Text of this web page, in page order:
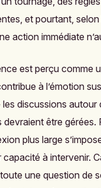
et pourtant, selon
action immédiate
est perçu comme
à l’émotion
les discussions autour
être gérées.
plus large
à intervenir.
une question de